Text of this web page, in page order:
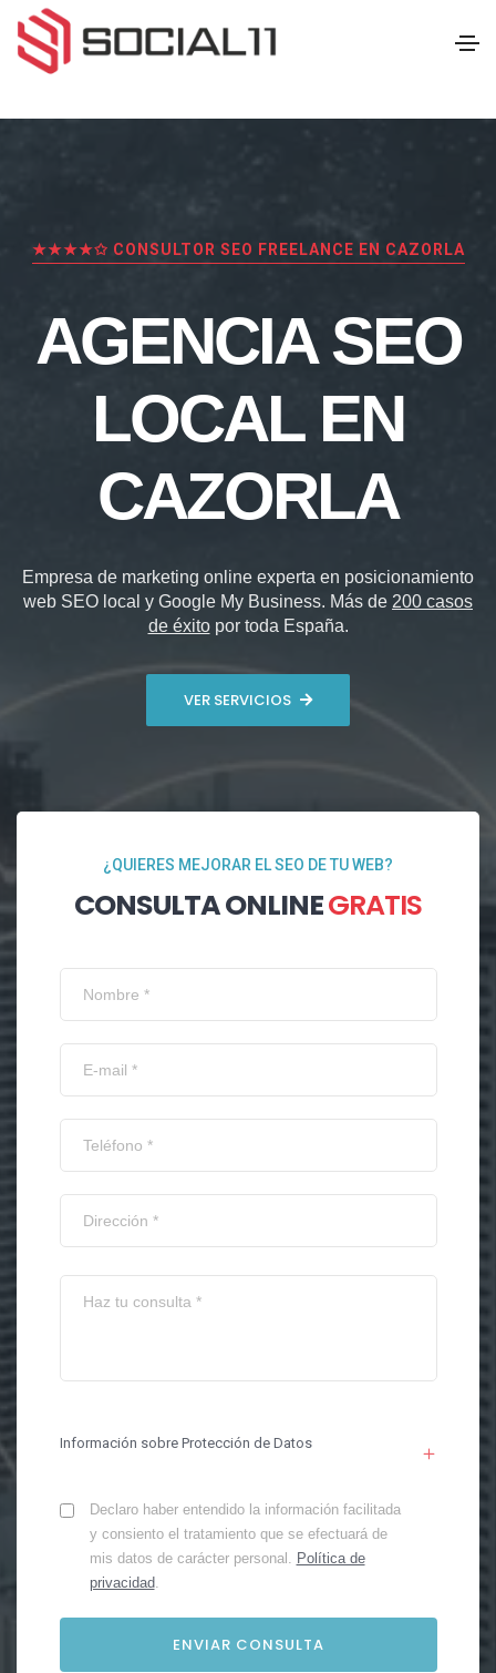
★★★★✩ CONSULTOR SEO FREELANCE EN CAZORLA
AGENCIA SEO
LOCAL EN
CAZORLA
Empresa de marketing online experta en posicionamiento
web SEO local y Google My Business. Más de 200 casos
de éxitopor toda España.
VER SERVICIOS
¿QUIERES MEJORAR EL SEO DE TU WEB?
CONSULTA ONLINEGRATIS
Información sobre Protección de Datos
Declaro haber entendido la información facilitada
y consiento el tratamiento que se efectuará de
mis datos de carácter personal. Política de
privacidad.